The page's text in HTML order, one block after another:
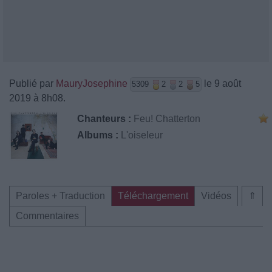
Publié par MauryJosephine 5309 2 2 5
le 9 août
2019 à 8h08.
Chanteurs : Feu! Chatterton
Albums :
L'oiseleur
⇑
Paroles + Traduction Téléchargement
Vidéos
Commentaires